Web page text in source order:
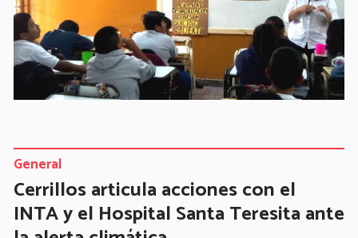
Cerrillos articula acciones con el
INTA y el Hospital Santa Teresita ante
General